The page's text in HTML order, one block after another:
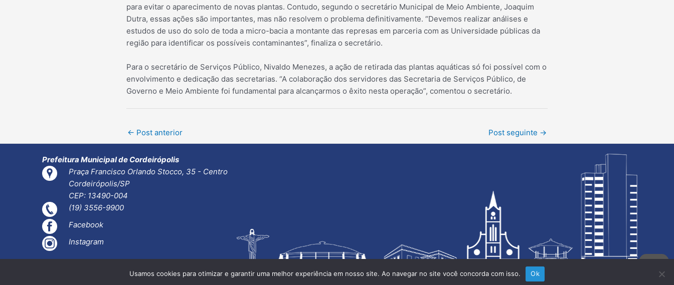
para evitar o aparecimento de novas plantas. Contudo, segundo o secretário Municipal de Meio Ambiente, Joaquim
Dutra, essas ações são importantes, mas não resolvem o problema definitivamente. “Devemos realizar análises e
estudos de uso do solo de toda a micro-bacia a montante das represas em parceria com as Universidade públicas da
região para identificar os possíveis contaminantes”, finaliza o secretário.
Para o secretário de Serviços Público, Nivaldo Menezes, a ação de retirada das plantas aquáticas só foi possível com o
envolvimento e dedicação das secretarias. “A colaboração dos servidores das Secretaria de Serviços Público, de
Governo e Meio Ambiente foi fundamental para alcançarmos o êxito nesta operação”, comentou o secretário.
Post
← Post anterior Post seguinte →
Prefeitura Municipal de Cordeirópolis
Praça Francisco Orlando Stocco, 35 - Centro
Cordeirópolis/SP
CEP: 13490-004
(19) 3556-9900
Facebook
Instagram
Usamos cookies para otimizar e garantir uma melhor experiência em nosso site. Ao navegar no site você concorda com isso. Ok